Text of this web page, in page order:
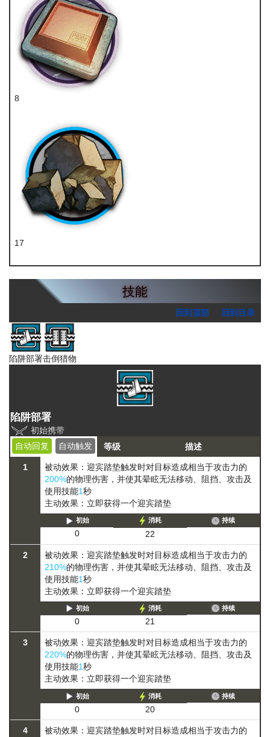
8
17
技能
回到顶部 回到目录
陷阱部署击倒猎物
陷阱部署
初始携带
自动回复
自动触发 等级 描述
1
被动效果：迎宾踏垫触发时对目标造成相当于攻击力的
200%的物理伤害，并使其晕眩无法移动、阻挡、攻击及
使用技能1秒
主动效果：立即获得一个迎宾踏垫
初始
0
消耗
22
持续
2
被动效果：迎宾踏垫触发时对目标造成相当于攻击力的
210%的物理伤害，并使其晕眩无法移动、阻挡、攻击及
使用技能1秒
主动效果：立即获得一个迎宾踏垫
初始
0
消耗
21
持续
3
被动效果：迎宾踏垫触发时对目标造成相当于攻击力的
220%的物理伤害，并使其晕眩无法移动、阻挡、攻击及
使用技能1秒
主动效果：立即获得一个迎宾踏垫
初始
0
消耗
20
持续
4
被动效果：迎宾踏垫触发时对目标造成相当于攻击力的